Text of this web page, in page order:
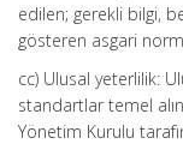
edilen; gerekli bilgi,
gösteren asgari
cc) Ulusal yeterlilik:
standartlar temel
Yönetim Kurulu